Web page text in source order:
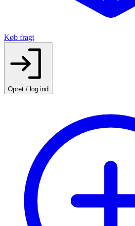
Køb fragt
Opret / log ind